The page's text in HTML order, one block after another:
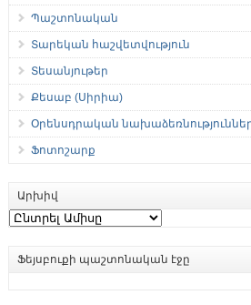
Պաշտոնական
Տարեկան հաշվետվություն
Տեսանյութեր
Քեսաբ (Սիրիա)
Օրենսդրական
Ֆոտոշարք
Արխիվ
Արխիվ
Ֆեյսբուքի պաշտոնական էջը